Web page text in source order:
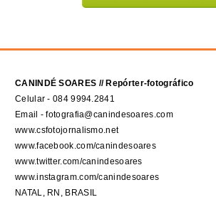
CANINDÉ SOARES // Repórter-fotográfico
Celular - 084 9994.2841
Email - fotografia@canindesoares.com
www.csfotojornalismo.net
www.facebook.com/canindesoares
www.twitter.com/canindesoares
www.instagram.com/canindesoares
NATAL, RN, BRASIL